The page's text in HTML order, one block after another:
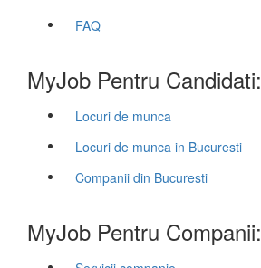
FAQ
MyJob Pentru Candidati:
Locuri de munca
Locuri de munca in Bucuresti
Companii din Bucuresti
MyJob Pentru Companii: